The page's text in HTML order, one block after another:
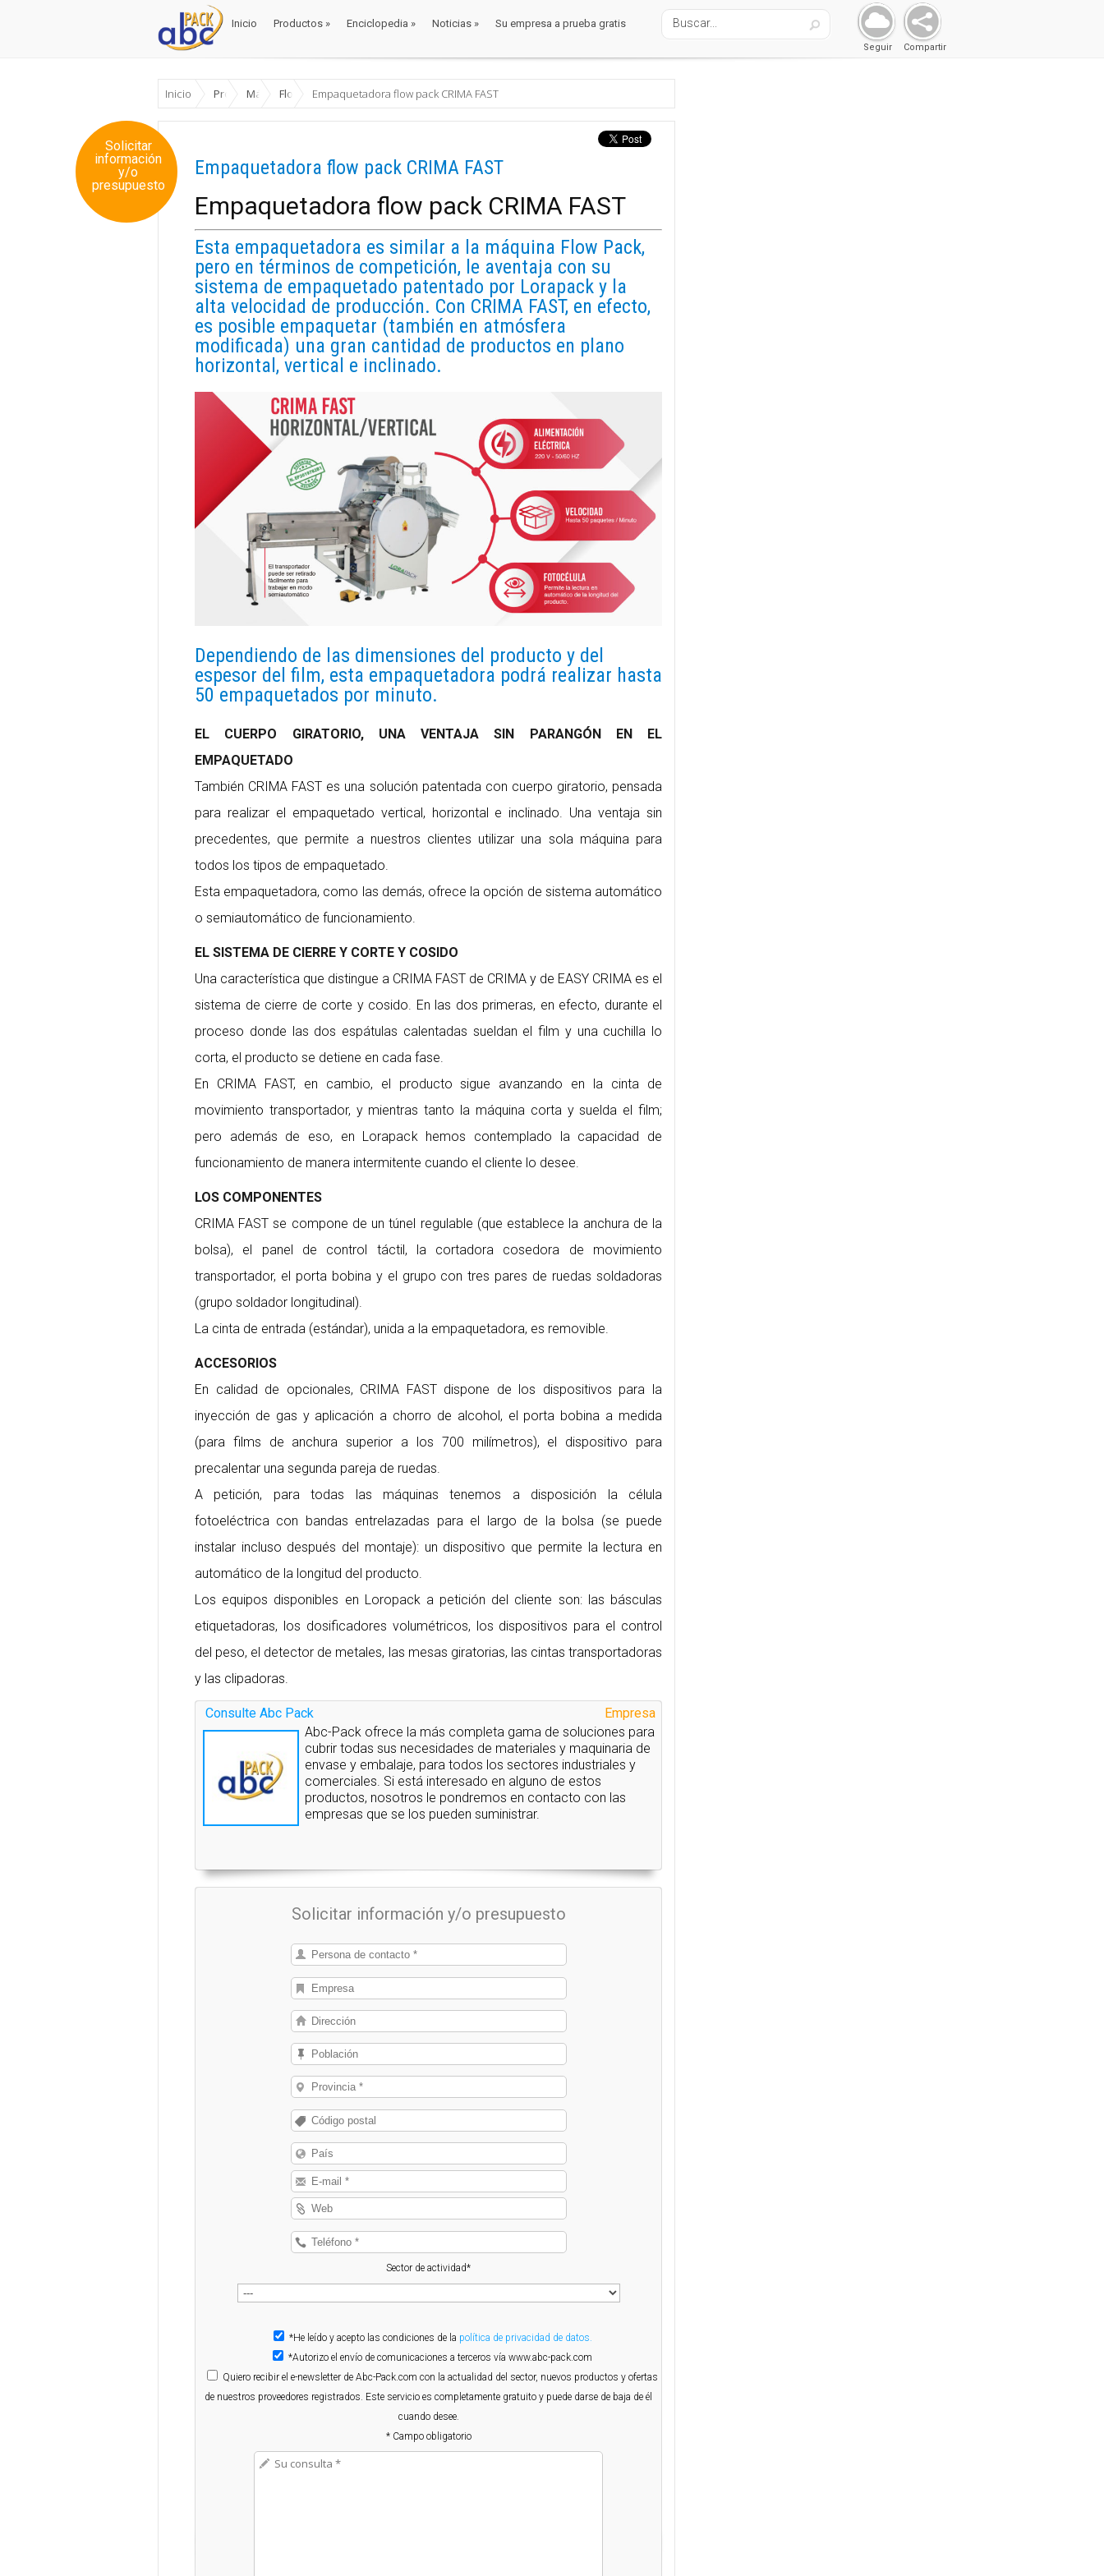
Inicio Productos » Enciclopedia » Noticias » Su empresa a prueba gratis
Compartir
Seguir
Inicio ProductosMáquinas Envase y Embalaje
Flow packEmpaquetadora flow pack CRIMA FAST
Solicitar
información
y/o
presupuesto
Empaquetadora flow pack CRIMA FAST
Empaquetadora flow pack CRIMA FAST
Esta empaquetadora es similar a la máquina Flow Pack,
pero en términos de competición, le aventaja con su
sistema de empaquetado patentado por Lorapack y la
alta velocidad de producción. Con CRIMA FAST, en efecto,
es posible empaquetar (también en atmósfera
modificada) una gran cantidad de productos en plano
horizontal, vertical e inclinado.
Dependiendo de las dimensiones del producto y del
espesor del film, esta empaquetadora podrá realizar hasta
50 empaquetados por minuto.
EL CUERPO GIRATORIO, UNA VENTAJA SIN PARANGÓN EN EL
EMPAQUETADO
También CRIMA FAST es una solución patentada con cuerpo giratorio, pensada
para realizar el empaquetado vertical, horizontal e inclinado. Una ventaja sin
precedentes, que permite a nuestros clientes utilizar una sola máquina para
todos los tipos de empaquetado.
Esta empaquetadora, como las demás, ofrece la opción de sistema automático
o semiautomático de funcionamiento.
EL SISTEMA DE CIERRE Y CORTE Y COSIDO
Una característica que distingue a CRIMA FAST de CRIMA y de EASY CRIMA es el
sistema de cierre de corte y cosido. En las dos primeras, en efecto, durante el
proceso donde las dos espátulas calentadas sueldan el film y una cuchilla lo
corta, el producto se detiene en cada fase.
En CRIMA FAST, en cambio, el producto sigue avanzando en la cinta de
movimiento transportador, y mientras tanto la máquina corta y suelda el film;
pero además de eso, en Lorapack hemos contemplado la capacidad de
funcionamiento de manera intermitente cuando el cliente lo desee.
LOS COMPONENTES
CRIMA FAST se compone de un túnel regulable (que establece la anchura de la
bolsa), el panel de control táctil, la cortadora cosedora de movimiento
transportador, el porta bobina y el grupo con tres pares de ruedas soldadoras
(grupo soldador longitudinal).
La cinta de entrada (estándar), unida a la empaquetadora, es removible.
ACCESORIOS
En calidad de opcionales, CRIMA FAST dispone de los dispositivos para la
inyección de gas y aplicación a chorro de alcohol, el porta bobina a medida
(para films de anchura superior a los 700 milímetros), el dispositivo para
precalentar una segunda pareja de ruedas.
A petición, para todas las máquinas tenemos a disposición la célula
fotoeléctrica con bandas entrelazadas para el largo de la bolsa (se puede
instalar incluso después del montaje): un dispositivo que permite la lectura en
automático de la longitud del producto.
Los equipos disponibles en Loropack a petición del cliente son: las básculas
etiquetadoras, los dosificadores volumétricos, los dispositivos para el control
del peso, el detector de metales, las mesas giratorias, las cintas transportadoras
y las clipadoras.
Empresa
Consulte Abc Pack
Abc-Pack ofrece la más completa gama de soluciones para
cubrir todas sus necesidades de materiales y maquinaria de
envase y embalaje, para todos los sectores industriales y
comerciales. Si está interesado en alguno de estos
productos, nosotros le pondremos en contacto con las
empresas que se los pueden suministrar.
Solicitar información y/o presupuesto
Sector de actividad*
*He leído y acepto las condiciones de la política de privacidad de datos.
*Autorizo el envío de comunicaciones a terceros vía www.abc-pack.com
Quiero recibir el e-newsletter de Abc-Pack.com con la actualidad del sector, nuevos productos y ofertas
de nuestros proveedores registrados. Este servicio es completamente gratuito y puede darse de baja de él
cuando desee.
* Campo obligatorio